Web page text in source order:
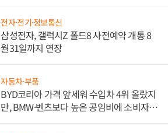
전자·전기·정보통신
삼성전자, 갤럭시Z 폴드8 사전예약 개통 8
월31일까지 연장
자동차·부품
BYD코리아 가격 앞세워 수입차 4위 올랐지
만, BMW·벤츠보다 높은 공임비에 소비자